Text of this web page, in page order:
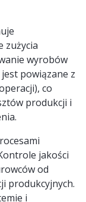
zużycia
wyrobów
powiązane z
co
produkcji i
jakości
od
produkcyjnych.
i